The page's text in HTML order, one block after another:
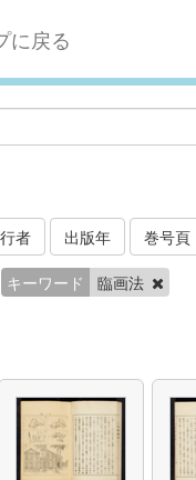
に戻る
者 出版年 巻号頁
キーワード 臨画法